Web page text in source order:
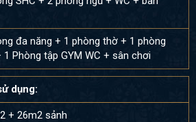
đa năng + 1 phòng thờ + 1 phòng
1 Phòng tập GYM WC + sân chơi
dụng:
+ 26m2 sảnh